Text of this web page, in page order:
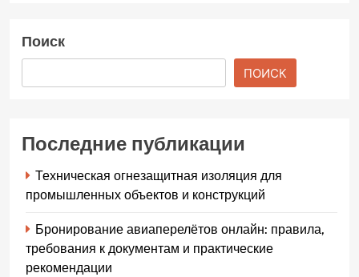
Поиск
ПОИСК
Последние публикации
Техническая огнезащитная изоляция для
промышленных объектов и конструкций
Бронирование авиаперелётов онлайн: правила,
требования к документам и практические
рекомендации